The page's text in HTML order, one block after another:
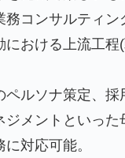
務コンサルティン
における上流工
ペルソナ策定、
ジメントといっ
対応可能。